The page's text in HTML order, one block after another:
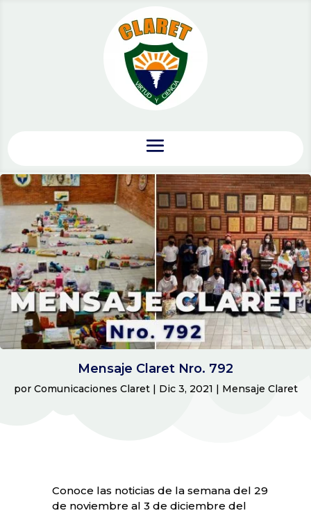
Mensaje Claret Nro. 792
por Comunicaciones Claret| Dic 3, 2021 | Mensaje Claret
Conoce las noticias de la semana del 29
de noviembre al 3 de diciembre del